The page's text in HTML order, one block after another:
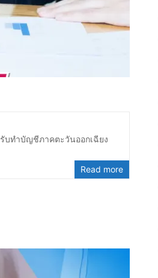
รับทำบัญชีภาคตะวันออกเฉียง
Read more